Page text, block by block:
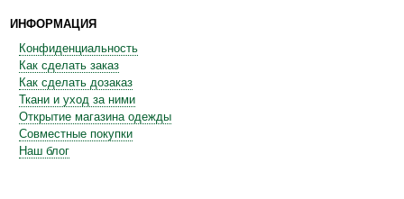
ИНФОРМАЦИЯ
Конфиденциальность
Как сделать заказ
Как сделать дозаказ
Ткани и уход за ними
Открытие магазина одежды
Совместные покупки
Наш блог